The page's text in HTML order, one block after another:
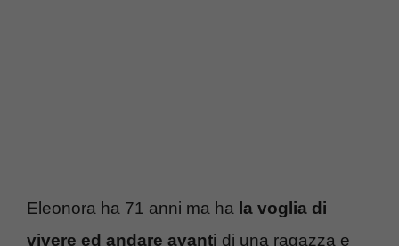
Eleonora ha 71 anni ma ha la voglia di
vivere ed andare avanti di una ragazza e